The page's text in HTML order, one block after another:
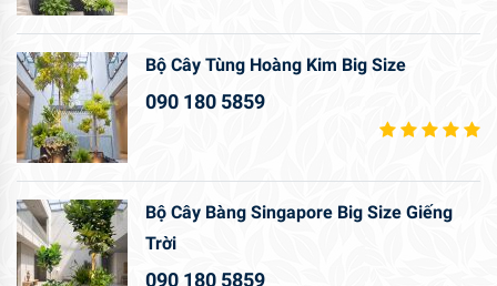
Bộ Cây Tùng Hoàng Kim Big Size
090 180 5859
Bộ Cây Bàng Singapore Big Size Giếng
Trời
090 180 5859